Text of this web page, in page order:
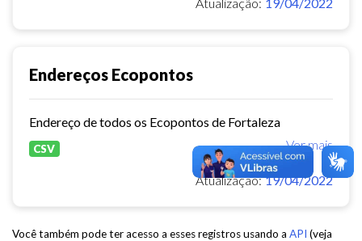
Endereços Ecopontos
Endereço de todos os Ecopontos de Fortaleza
Ver mais
CSV
Atualização: 19/04/2022
Você também pode ter acesso a esses registros usando a API (veja